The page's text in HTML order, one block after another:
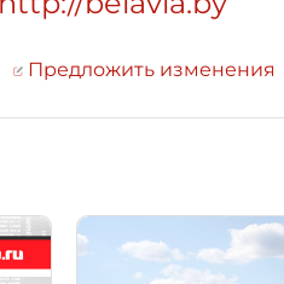
Предложить изменения